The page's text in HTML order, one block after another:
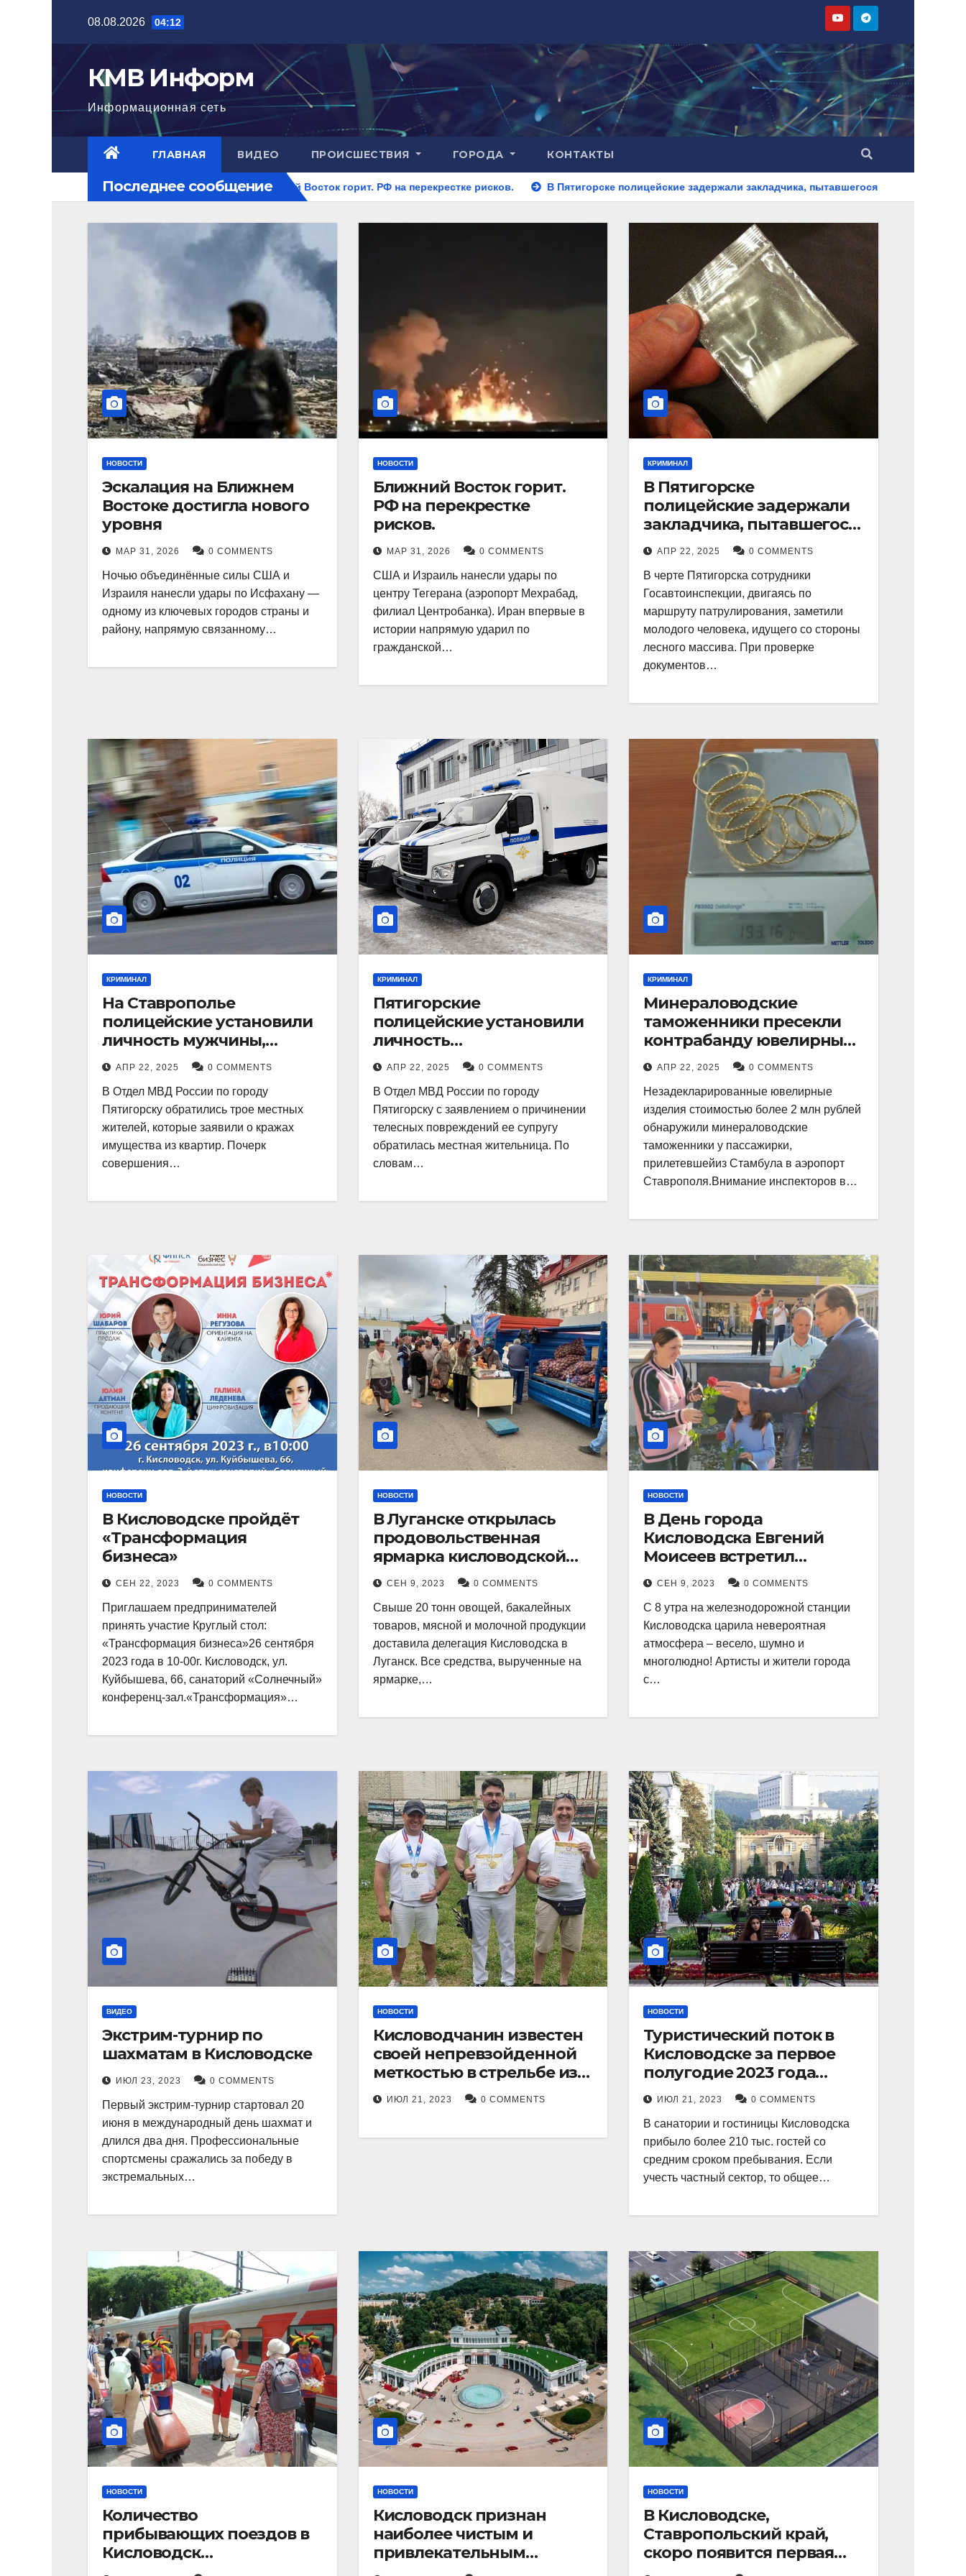
содержимому
08.08.2026 04:12
КМВ Информ
Информационная сеть
ГЛАВНАЯ ВИДЕО ПРОИСШЕСТВИЯ ГОРОДА КОНТАКТЫ
Последнее сообщение
нового уровня Ближний Восток горит. РФ на перекрестке рисков. В Пятигорске полицейские задержали закладчика, пытавшегося сбыть партию синтетического
НОВОСТИ
Эскалация на Ближнем
Востоке достигла нового
уровня
МАР 31, 2026 0 COMMENTS
Ночью объединённые силы США и
Израиля нанесли удары по Исфахану —
одному из ключевых городов страны и
району, напрямую связанному…
НОВОСТИ
Ближний Восток горит.
РФ на перекрестке
рисков.
МАР 31, 2026 0 COMMENTS
США и Израиль нанесли удары по
центру Тегерана (аэропорт Мехрабад,
филиал Центробанка). Иран впервые в
истории напрямую ударил по
гражданской…
КРИМИНАЛ
В Пятигорске
полицейские задержали
закладчика, пытавшегося
сбыть партию
синтетического
наркотика
АПР 22, 2025 0 COMMENTS
В черте Пятигорска сотрудники
Госавтоинспекции, двигаясь по
маршруту патрулирования, заметили
молодого человека, идущего со стороны
лесного массива. При проверке
документов…
КРИМИНАЛ
На Ставрополье
полицейские установили
личность мужчины,
причастного к кражам
имущества из квартир в
Пятигорске
АПР 22, 2025 0 COMMENTS
В Отдел МВД России по городу
Пятигорску обратились трое местных
жителей, которые заявили о кражах
имущества из квартир. Почерк
совершения…
КРИМИНАЛ
Пятигорские
полицейские установили
личность
злоумышленника,
причинившего телесные
повреждения местному
жителю
АПР 22, 2025 0 COMMENTS
В Отдел МВД России по городу
Пятигорску с заявлением о причинении
телесных повреждений ее супругу
обратилась местная жительница. По
словам…
КРИМИНАЛ
Минераловодские
таможенники пресекли
контрабанду ювелирных
изделий на 2 млн рублей
АПР 22, 2025 0 COMMENTS
Незадекларированные ювелирные
изделия стоимостью более 2 млн рублей
обнаружили минераловодские
таможенники у пассажирки,
прилетевшейиз Стамбула в аэропорт
Ставрополя.Внимание инспекторов в…
НОВОСТИ
В Кисловодске пройдёт
«Трансформация
бизнеса»
СЕН 22, 2023 0 COMMENTS
Приглашаем предпринимателей
принять участие Круглый стол:
«Трансформация бизнеса»26 сентября
2023 года в 10-00г. Кисловодск, ул.
Куйбышева, 66, санаторий «Солнечный»
конференц-зал.«Трансформация»…
НОВОСТИ
В Луганске открылась
продовольственная
ярмарка кисловодской
продукции.
СЕН 9, 2023 0 COMMENTS
Свыше 20 тонн овощей, бакалейных
товаров, мясной и молочной продукции
доставила делегация Кисловодска в
Луганск. Все средства, вырученные на
ярмарке,…
НОВОСТИ
В День города
Кисловодска Евгений
Моисеев встретил
прибывший поезд с
туристами.
СЕН 9, 2023 0 COMMENTS
С 8 утра на железнодорожной станции
Кисловодска царила невероятная
атмосфера – весело, шумно и
многолюдно! Артисты и жители города
с…
ВИДЕО
Экстрим-турнир по
шахматам в Кисловодске
ИЮЛ 23, 2023 0 COMMENTS
Первый экстрим-турнир стартовал 20
июня в международный день шахмат и
длился два дня. Профессиональные
спортсмены сражались за победу в
экстремальных…
НОВОСТИ
Кисловодчанин известен
своей непревзойденной
меткостью в стрельбе из
лука, и его успехи
прославили его в
ИЮЛ 21, 2023 0 COMMENTS
НОВОСТИ
Туристический поток в
Кисловодске за первое
полугодие 2023 года
показал рекордный рост в
21 процент.
ИЮЛ 21, 2023 0 COMMENTS
В санатории и гостиницы Кисловодска
прибыло более 210 тыс. гостей со
средним сроком пребывания. Если
учесть частный сектор, то общее…
НОВОСТИ
Количество
прибывающих поездов в
Кисловодск
стремительно
НОВОСТИ
Кисловодск признан
наиболее чистым и
привлекательным
курортным городом в
НОВОСТИ
В Кисловодске,
Ставропольский край,
скоро появится первая
«умная площадка».